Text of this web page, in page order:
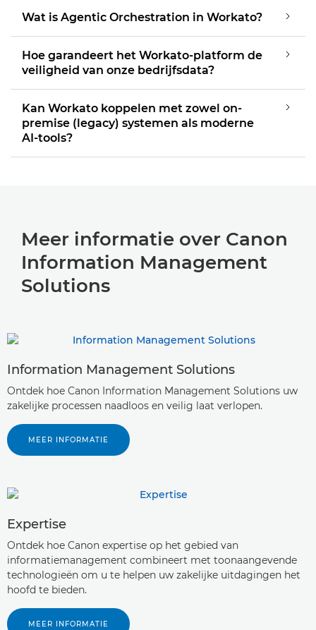
Wat is Agentic Orchestration in Workato?
Hoe garandeert het Workato-platform de
veiligheid van onze bedrijfsdata?
Kan Workato koppelen met zowel on-
premise (legacy) systemen als moderne
AI-tools?
Meer informatie over Canon
Information Management
Solutions
Information Management Solutions
Ontdek hoe Canon Information Management Solutions uw
zakelijke processen naadloos en veilig laat verlopen.
MEER INFORMATIE
Expertise
Ontdek hoe Canon expertise op het gebied van
informatiemanagement combineert met toonaangevende
technologieën om u te helpen uw zakelijke uitdagingen het
hoofd te bieden.
MEER INFORMATIE